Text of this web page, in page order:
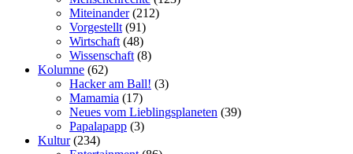
Miteinander(212)
Vorgestellt (91)
Wirtschaft (48)
Wissenschaft (8)
Kolumne (62)
Hacker am Ball! (3)
Mamamia (17)
Neues vom Lieblingsplaneten (39)
Papalapapp (3)
Kultur(234)